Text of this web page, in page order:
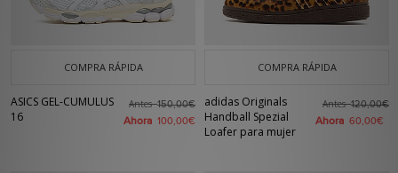
COMPRA RÁPIDA
ASICS GEL-CUMULUS
16
Antes150,00€
Ahora 100,00€
COMPRA RÁPIDA
adidas Originals
Handball Spezial
Loafer para mujer
Antes120,00€
Ahora 60,00€